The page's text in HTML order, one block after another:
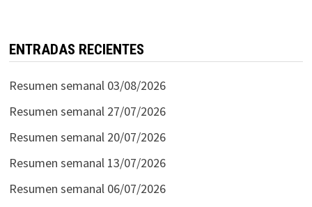
ENTRADAS RECIENTES
Resumen semanal 03/08/2026
Resumen semanal 27/07/2026
Resumen semanal 20/07/2026
Resumen semanal 13/07/2026
Resumen semanal 06/07/2026